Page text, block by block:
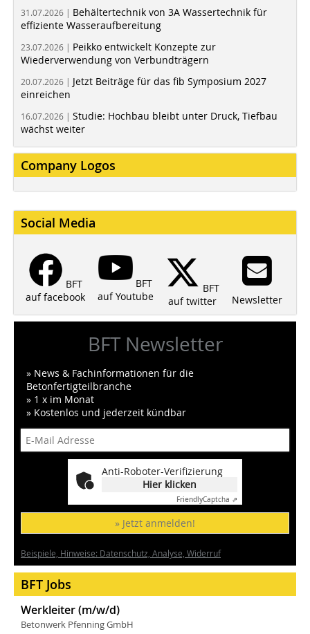
31.07.2026 | Behältertechnik von 3A Wassertechnik für
effiziente Wasseraufbereitung
23.07.2026 | Peikko entwickelt Konzepte zur
Wiederverwendung von Verbundträgern
20.07.2026 | Jetzt Beiträge für das fib Symposium 2027
einreichen
16.07.2026 | Studie: Hochbau bleibt unter Druck, Tiefbau
wächst weiter
Company Logos
Social Media
BFT
auf facebook
BFT
auf Youtube
BFT
auf twitter
Newsletter
BFT Newsletter
» News & Fachinformationen für die
Betonfertigteilbranche
» 1 x im Monat
» Kostenlos und jederzeit kündbar
Anti-Roboter-Verifizierung
Hier klicken
FriendlyCaptcha ⇗
» Jetzt anmelden!
Beispiele, Hinweise: Datenschutz, Analyse, Widerruf
BFT Jobs
Werkleiter (m/w/d)
Betonwerk Pfenning GmbH